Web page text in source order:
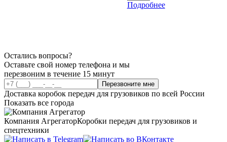
Подробнее
Остались вопросы?
Оставьте свой номер телефона и мы
перезвоним в течение 15 минут
Перезвоните мне
Доставка коробок передач для грузовиков по всей России
Показать все города
Компания АгрегаторКоробки передач для грузовиков и
спецтехники